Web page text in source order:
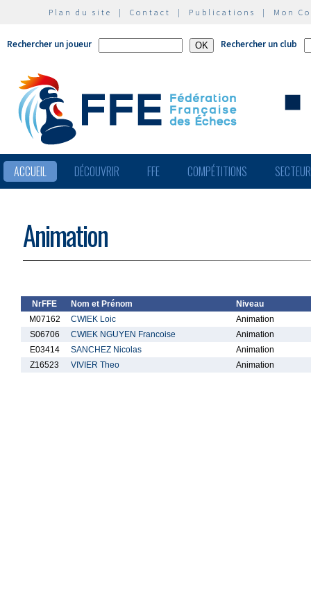
Plan du site | Contact | Publications | Mon
Rechercher un joueur Rechercher un club
ACCUEIL DÉCOUVRIR FFE COMPÉTITIONS
Animation
NrFFE Nom et Prénom
Niveau
M07162
CWIEK Loic
Animation
S06706
CWIEK NGUYEN Francoise
Animation
E03414
SANCHEZ Nicolas
Animation
Z16523
VIVIER Theo Animation